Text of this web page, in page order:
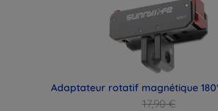
Adaptateur rotatif magnétique
17,90 €